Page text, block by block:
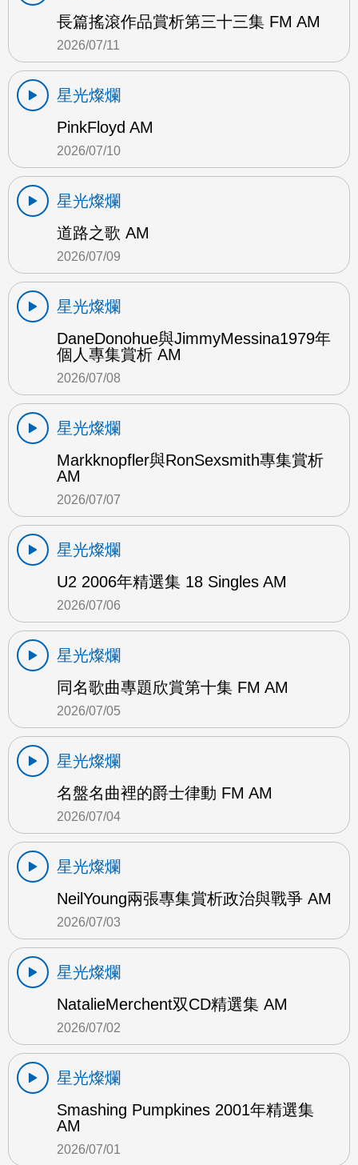
長篇搖滾作品賞析第三十三集 FM AM
2026/07/11
星光燦爛
PinkFloyd AM
2026/07/10
星光燦爛
道路之歌 AM
2026/07/09
星光燦爛
DaneDonohue與JimmyMessina1979年
個人專集賞析 AM
2026/07/08
星光燦爛
Markknopfler與RonSexsmith專集賞析
AM
2026/07/07
星光燦爛
U2 2006年精選集 18 Singles AM
2026/07/06
星光燦爛
同名歌曲專題欣賞第十集 FM AM
2026/07/05
星光燦爛
名盤名曲裡的爵士律動 FM AM
2026/07/04
星光燦爛
NeilYoung兩張專集賞析政治與戰爭 AM
2026/07/03
星光燦爛
NatalieMerchent双CD精選集 AM
2026/07/02
星光燦爛
Smashing Pumpkines 2001年精選集
AM
2026/07/01